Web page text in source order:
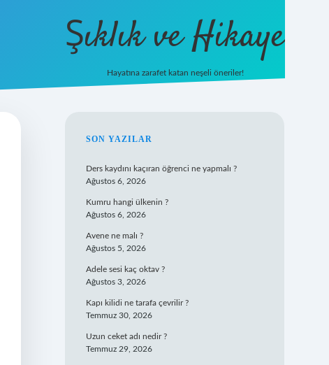
Şıklık ve Hikaye
Hayatına zarafet katan neşeli öneriler!
SIDEBAR
SON YAZILAR
Ders kaydını kaçıran öğrenci ne yapmalı ?
Ağustos 6, 2026
Kumru hangi ülkenin ?
Ağustos 6, 2026
Avene ne malı ?
Ağustos 5, 2026
Adele sesi kaç oktav ?
Ağustos 3, 2026
Kapı kilidi ne tarafa çevrilir ?
Temmuz 30, 2026
Uzun ceket adı nedir ?
Temmuz 29, 2026